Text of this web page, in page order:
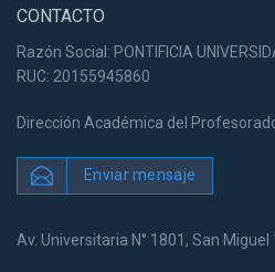
CONTACTO
Razón Social: PONTIFICIA
RUC: 20155945860
Dirección Académica del
Enviar mensaje
Av. Universitaria N° 1801, San